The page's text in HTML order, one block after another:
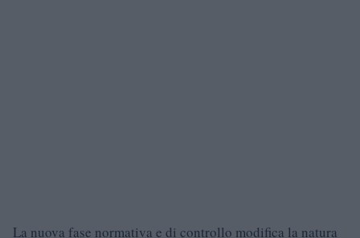
La nuova fase normativa e di controllo modifica la natura